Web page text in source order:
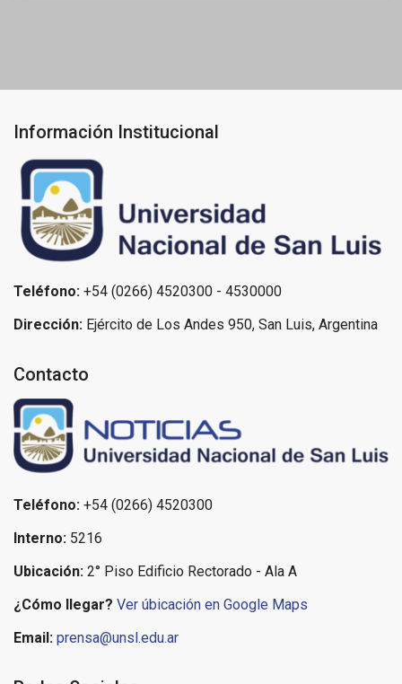
Información Institucional
Teléfono: +54 (0266) 4520300 - 4530000
Dirección: Ejército de Los Andes 950, San Luis, Argentina
Contacto
Teléfono: +54 (0266) 4520300
Interno: 5216
Ubicación: 2° Piso Edificio Rectorado - Ala A
¿Cómo llegar? Ver úbicación en Google Maps
Email: prensa@unsl.edu.ar